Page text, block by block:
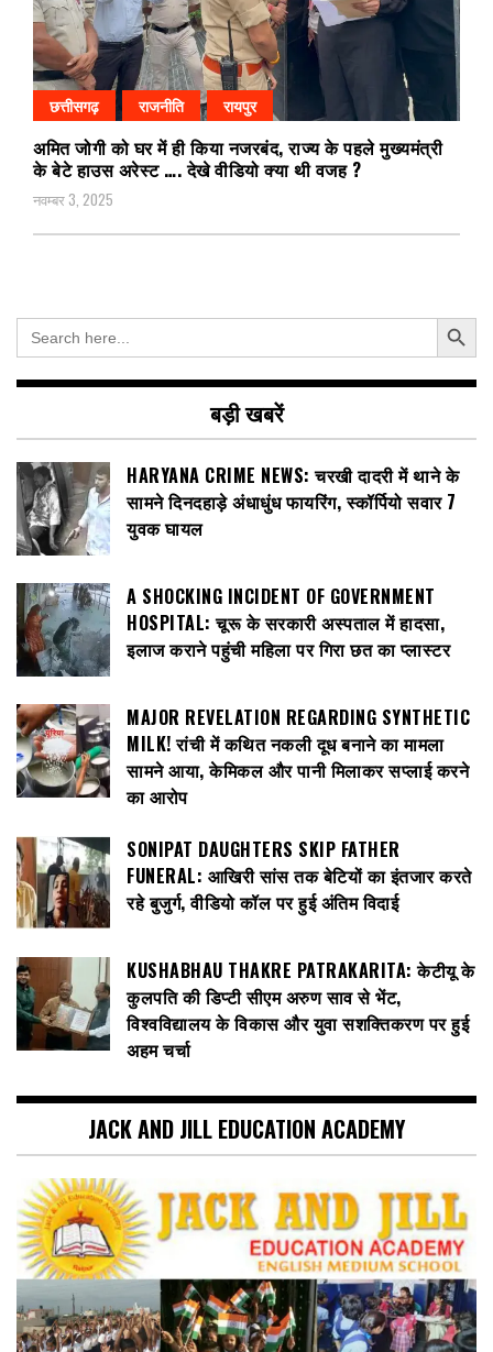
छत्तीसगढ़ राजनीति रायपुर
अमित जोगी को घर में ही किया नजरबंद, राज्य के पहले मुख्यमंत्री
के बेटे हाउस अरेस्ट …. देखे वीडियो क्या थी वजह ?
नवम्बर 3, 2025
Search
for:
Search Button
बड़ी खबरें
HARYANA CRIME NEWS: चरखी दादरी में थाने के
सामने दिनदहाड़े अंधाधुंध फायरिंग, स्कॉर्पियो सवार 7
युवक घायल
A SHOCKING INCIDENT OF GOVERNMENT
HOSPITAL: चूरू के सरकारी अस्पताल में हादसा,
इलाज कराने पहुंची महिला पर गिरा छत का प्लास्टर
MAJOR REVELATION REGARDING SYNTHETIC
MILK! रांची में कथित नकली दूध बनाने का मामला
सामने आया, केमिकल और पानी मिलाकर सप्लाई करने
का आरोप
SONIPAT DAUGHTERS SKIP FATHER
FUNERAL: आखिरी सांस तक बेटियों का इंतजार करते
रहे बुजुर्ग, वीडियो कॉल पर हुई अंतिम विदाई
KUSHABHAU THAKRE PATRAKARITA: केटीयू के
कुलपति की डिप्टी सीएम अरुण साव से भेंट,
विश्वविद्यालय के विकास और युवा सशक्तिकरण पर हुई
अहम चर्चा
JACK AND JILL EDUCATION ACADEMY